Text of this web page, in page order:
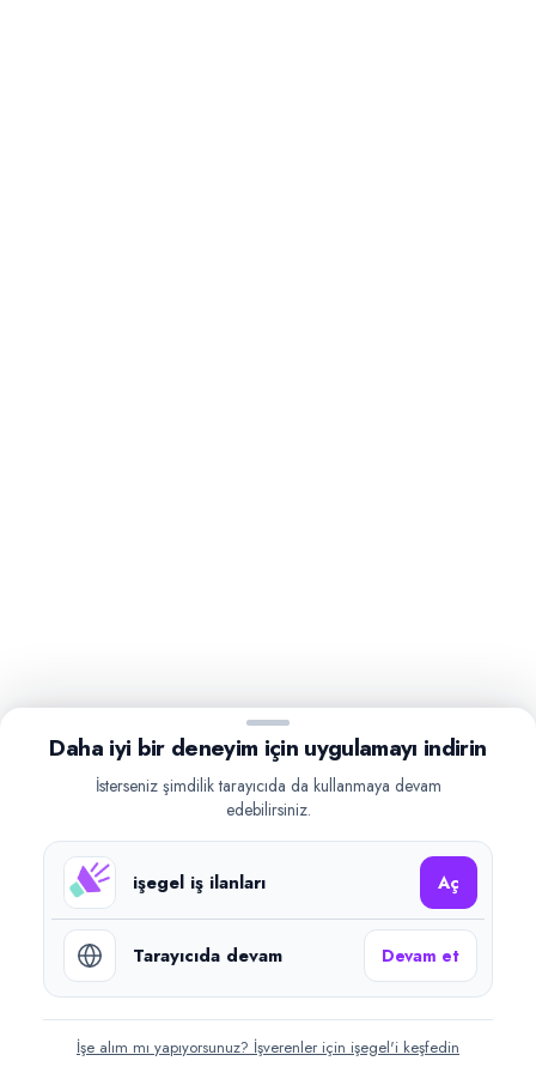
Daha iyi bir deneyim için uygulamayı indirin
İsterseniz şimdilik tarayıcıda da kullanmaya devam
edebilirsiniz.
işegel iş ilanları Aç
Tarayıcıda devam Devam et
İşe alım mı yapıyorsunuz? İşverenler için işegel'i keşfedin